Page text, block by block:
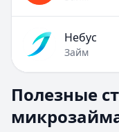
Небус
Займ
Раздел:МФО и
Займ под расписку
Полезные